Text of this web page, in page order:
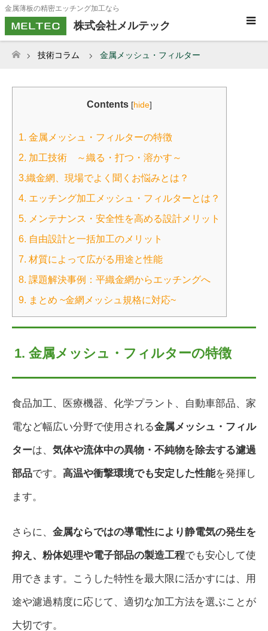
金属薄板の精密エッチング加工なら
株式会社メルテック
ホーム
技術コラム 金属メッシュ・フィルター
Contents [hide]
1. 金属メッシュ・フィルターの特徴
2. 加工技術 ～織る・打つ・溶かす～
3.織金網、現場でよく聞くお悩みとは？
4. エッチング加工メッシュ・フィルターとは？
5. メンテナンス・安全性を高める設計メリット
6. 自由設計と一括加工のメリット
7. 材質によって広がる用途と性能
8. 課題解決事例：平織金網からエッチングへ
9. まとめ ~金網メッシュ規格に対応~
1. 金属メッシュ・フィルターの特徴
食品加工、医療機器、化学プラント、自動車部品、家
電など幅広い分野で使用される金属メッシュ・フィル
ターは、 気体や流体中の異物・不純物を除去する濾過
部品です。 高温や衝撃環境でも安定した性能を発揮し
ます。
さらに、 金属ならではの導電性により静電気の発生を
抑え、粉体処理や電子部品の製造工程でも安心して使
用できます。こうした特性を最大限に活かすには、用
途や濾過精度に応じて、適切な加工方法を選ぶことが
大切です。